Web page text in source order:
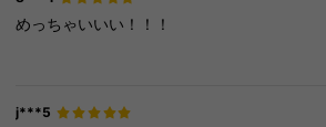
めっちゃいいい！！！
j***5